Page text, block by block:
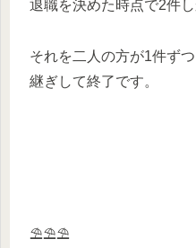
退職を決めた時点で2件
それを二人の方が1件ず
継ぎして終了です。
⛱⛱⛱